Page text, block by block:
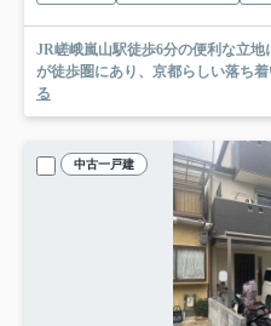
JR嵯峨嵐山駅徒歩6分の便利な立
が徒歩圏にあり、京都らしい落ち
る
中古一戸建